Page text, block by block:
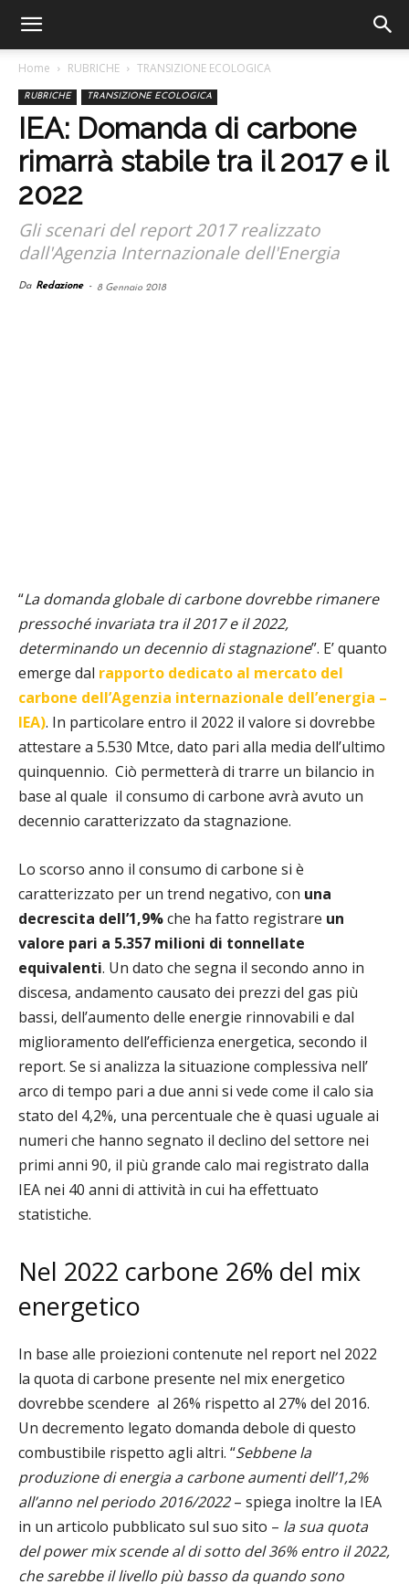
Home RUBRICHE TRANSIZIONE ECOLOGICA
RUBRICHE TRANSIZIONE ECOLOGICA
IEA: Domanda di carbone
rimarrà stabile tra il 2017 e il
2022
Gli scenari del report 2017 realizzato
dall'Agenzia Internazionale dell'Energia
Da Redazione - 8 Gennaio 2018
“La domanda globale di carbone dovrebbe rimanere
pressoché invariata tra il 2017 e il 2022,
determinando un decennio di stagnazione”. E’ quanto
emerge dal rapporto dedicato al mercato del
carbone dell’Agenzia internazionale dell’energia –
IEA). In particolare entro il 2022 il valore si dovrebbe
attestare a 5.530 Mtce, dato pari alla media dell’ultimo
quinquennio. Ciò permetterà di trarre un bilancio in
base al quale il consumo di carbone avrà avuto un
decennio caratterizzato da stagnazione.
Lo scorso anno il consumo di carbone si è
caratterizzato per un trend negativo, con una
decrescita dell’1,9%che ha fatto registrare un
valore pari a 5.357 milioni di tonnellate
equivalenti. Un dato che segna il secondo anno in
discesa, andamento causato dei prezzi del gas più
bassi, dell’aumento delle energie rinnovabili e dal
miglioramento dell’efficienza energetica, secondo il
report. Se si analizza la situazione complessiva nell’
arco di tempo pari a due anni si vede come il calo sia
stato del 4,2%, una percentuale che è quasi uguale ai
numeri che hanno segnato il declino del settore nei
primi anni 90, il più grande calo mai registrato dalla
IEA nei 40 anni di attività in cui ha effettuato
statistiche.
Nel 2022 carbone 26% del mix
energetico
In base alle proiezioni contenute nel report nel 2022
la quota di carbone presente nel mix energetico
dovrebbe scendere al 26% rispetto al 27% del 2016.
Un decremento legato domanda debole di questo
combustibile rispetto agli altri. “Sebbene la
produzione di energia a carbone aumenti dell’1,2%
all’anno nel periodo 2016/2022– spiega inoltre la IEA
in un articolo pubblicato sul suo sito – la sua quota
del power mix scende al di sotto del 36% entro il 2022,
che sarebbe il livello più basso da quando sono